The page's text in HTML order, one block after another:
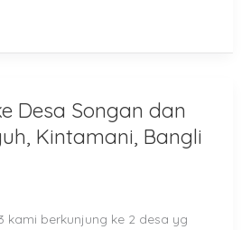
Desa Songan dan
Kintamani, Bangli
kami berkunjung ke 2 desa yg